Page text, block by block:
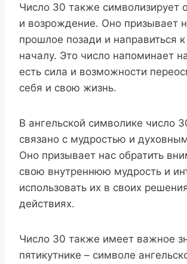
Число 30 также символизирует
и возрождение. Оно призывает
прошлое позади и направиться
началу. Это число напоминает
есть сила и возможности
себя и свою жизнь.
В ангельской символике число
связано с мудростью и
Оно призывает нас обратить
свою внутреннюю мудрость и
использовать их в своих
действиях.
Число 30 также имеет важное
пятикутнике – символе